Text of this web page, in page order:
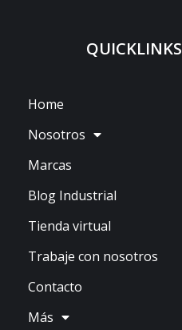
QUICKLINKS
Home
Nosotros
Marcas
Blog Industrial
Tienda virtual
Trabaje con nosotros
Contacto
Más